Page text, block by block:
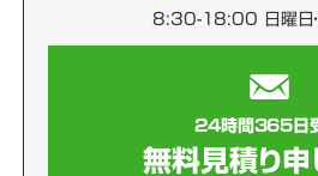
8:30-18:00 日曜日
24時間365日
無料見積り申